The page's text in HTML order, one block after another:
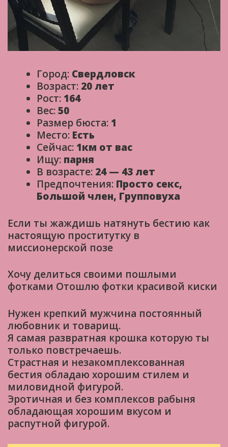
Город: Свердловск
Возраст: 20 лет
Рост: 164
Вес:50
Размер бюста: 1
Место: Есть
Сейчас: 1км от вас
Ищу: парня
В возрасте: 24 — 43 лет
Предпочтения: Просто секс,
Большой член, Групповуха
Если ты жаждишь натянуть бестию как
настоящую проститутку в
миссионерской позе
Хочу делиться своими пошлыми
фотками Отошлю фотки красивой киски
Нужен крепкий мужчина постоянный
любовник и товарищ.
Я самая развратная крошка которую ты
только повстречаешь.
Страстная и незакомплексованная
бестия обладаю хорошим стилем и
миловидной фигурой.
Эротичная и без комплексов рабыня
обладающая хорошим вкусом и
распутной фигурой.